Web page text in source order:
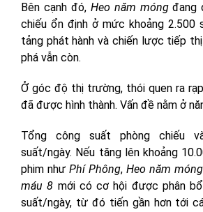
Bên cạnh đó, Heo năm móngđang
chiếu ổn định ở mức khoảng 2.500
tảng phát hành và chiến lược tiếp
phá vẫn còn.
Ở góc độ thị trường, thói quen ra
đã được hình thành. Vấn đề nằm ở
Tổng công suất phòng chiếu
suất/ngày. Nếu tăng lên khoảng
phim như Phí Phông, Heo năm móng
máu 8 mới có cơ hội được phân
suất/ngày, từ đó tiến gần hơn tới